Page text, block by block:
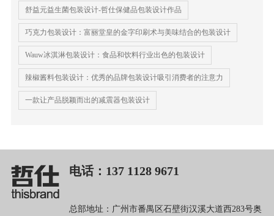
舒益元益生菌包装设计-哲仕保健品包装设计作品
巧克力包装设计：富丽堂皇的金字印刷术与美味结合的包装设计
Wauw冰淇淋包装设计：食品和饮料行业出色的包装设计
辣椒酱料包装设计：优秀的品牌包装设计吸引消费者的注意力
一款让产品脱颖而出的减震器包装设计
电话：137 1128 9671
总部地址：广州市番禺区石壁街汉溪大道西283号奥